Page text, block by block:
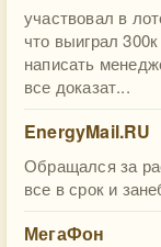
участвовал в
что выиграл
написать
все доказат...
EnergyMail.RU
Обращался за
все в срок и
МегаФон